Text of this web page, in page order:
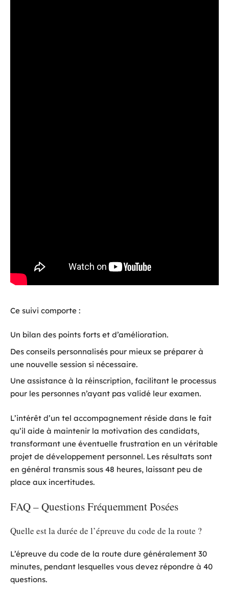
Ce suivi comporte :
Un bilan des points forts et d’amélioration.
Des conseils personnalisés pour mieux se préparer à
une nouvelle session si nécessaire.
Une assistance à la réinscription, facilitant le processus
pour les personnes n’ayant pas validé leur examen.
L’intérêt d’un tel accompagnement réside dans le fait
qu’il aide à maintenir la motivation des candidats,
transformant une éventuelle frustration en un véritable
projet de développement personnel. Les résultats sont
en général transmis sous 48 heures, laissant peu de
place aux incertitudes.
FAQ – Questions Fréquemment Posées
Quelle est la durée de l’épreuve du code de la route ?
L’épreuve du code de la route dure généralement 30
minutes, pendant lesquelles vous devez répondre à 40
questions.